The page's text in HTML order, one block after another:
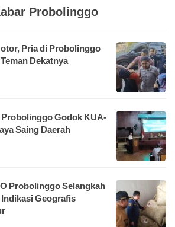
Probolinggo
Pria di Probolinggo
Dekatnya
Probolinggo Godok KUA-
Saing Daerah
Probolinggo Selangkah
Geografis